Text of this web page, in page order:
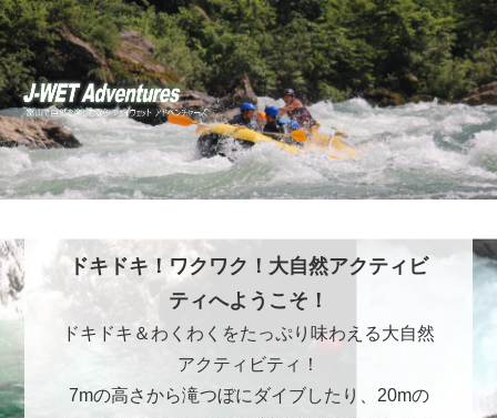
ドキドキ！ワクワク！大自然アクティビ
ティへようこそ！
ドキドキ＆わくわくをたっぷり味わえる大自然
アクティビティ！
7mの高さから滝つぼにダイブしたり、20mの